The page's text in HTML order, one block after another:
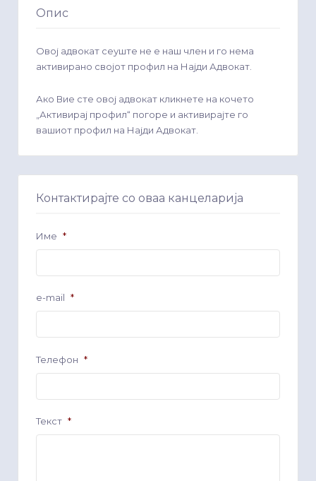
Опис
Овој адвокат сеуште не е наш член и го нема
активирано својот профил на Најди Адвокат.
Ако Вие сте овој адвокат кликнете на кочето
„Активирај профил“ погоре и активирајте го
вашиот профил на Најди Адвокат.
Контактирајте со оваа канцеларија
Име *
e-mail *
Телефон *
Текст *